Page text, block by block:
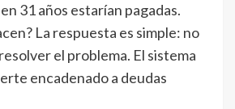
31 años estarían pagadas.
La respuesta es simple: no
el problema. El sistema
encadenado a deudas